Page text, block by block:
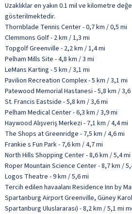
Uzaklıklar en yakın 0.1 mil ve kilometre
gösterilmektedir.
Thornblade Tennis Center - 0,7 km / 0,5 mi
Clemmons Golf - 2 km / 1,3 mi
Topgolf Greenville - 2,2 km / 1,4 mi
Pelham Mills Site - 4,8 km / 3 mi
LeMans Karting - 5 km / 3,1 mi
Pavilion Recreation Complex - 5 km / 3,1 mi
Patewood Memorial Hastanesi - 5,8 km / 3,6
St. Francis Eastside - 5,8 km / 3,6 mi
Pelham Medical Center - 6,3 km / 3,9 mi
Haywood Alışveriş Merkezi - 7,1 km / 4,4 mi
The Shops at Greenridge - 7,5 km / 4,6 mi
Frankie s Fun Park - 7,6 km / 4,7 mi
North Hills Shopping Center - 8,6 km / 5,4 mi
Roper Mountain Science Center - 8,7 km /
Logos Theatre - 9 km / 5,6 mi
Tercih edilen havaalanı Residence Inn by
Spartanburg Airport Greenville, Güney
Spartanburg Uluslararası) - 8,2 km / 5,1 mi